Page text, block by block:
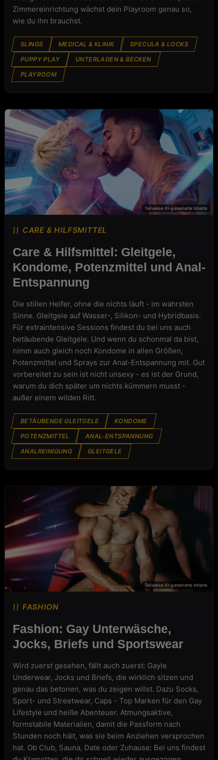
Zimmereinrichtung wächst dein Playroom genau so,
wie du ihn brauchst.
SLINGS MEDICAL & KLINIK SPECULA & LOCKS
PUPPY PLAY UNTERLAGEN & BECKEN
PLAYROOM
CARE & HILFSMITTEL
CARE & HILFSMITTEL
Care & Hilfsmittel: Gleitgele,
Kondome, Potenzmittel und Anal-
Entspannung
Die stillen Helfer, ohne die nichts läuft - im wahrsten
Sinne. Gleitgele auf Wasser-, Silikon- und Hybridbasis.
Für extraintensive Sessions findest du bei uns auch
betäubende Gleitgele. Und wenn du schonmal da bist,
nimm auch gleich noch Kondome in allen Größen,
Potenzmittel und Sprays zur Anal-Entspannung mit. Gut
vorbereitet zu sein ist nicht unsexy - es ist der Grund,
warum du dich später um nichts kümmern musst -
außer einem wilden Ritt.
BETÄUBENDE GLEITGELE KONDOME
POTENZMITTEL ANAL-ENTSPANNUNG
ANALREINIGUNG GLEITGELE
FASHION
FASHION
Fashion: Gay Unterwäsche,
Jocks, Briefs und Sportswear
Wird zuerst gesehen, fällt auch zuerst: Gayle
Underwear, Jocks und Briefs, die wirklich sitzen und
genau das betonen, was du zeigen willst. Dazu Socks,
Sport- und Streetwear, Caps - Top Marken für den Gay
Lifestyle und heiße Abenteuer. Atmungsaktive,
formstabile Materialien, damit die Passform nach
Stunden noch hält, was sie beim Anziehen versprochen
hat. Ob Club, Sauna, Date oder Zuhause: Bei uns findest